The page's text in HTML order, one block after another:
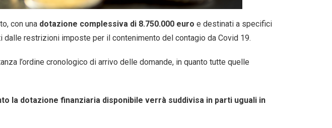
con una dotazione complessiva di 8.750.000 euro e destinati a specifici
dalle restrizioni imposte per il contenimento del contagio da Covid 19.
l’ordine cronologico di arrivo delle domande, in quanto tutte quelle
la dotazione finanziaria disponibile verrà suddivisa in parti uguali in